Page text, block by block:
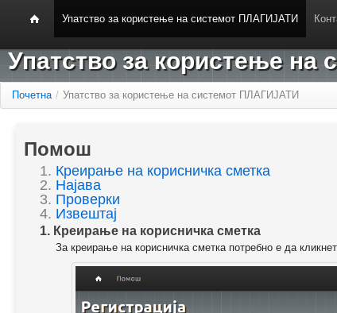
Упатство за користење на системот ПЛАГИЈАТИ
Упатство за користење
Почетна / Упатство за користење на системот ПЛАГИЈАТИ
Помош
1. Креирање на корисничка сметка
2. Најава
3. Проверки
4. Извештај
1. Креирање на корисничка сметка
За креирање на корисничка сметка потребно е да